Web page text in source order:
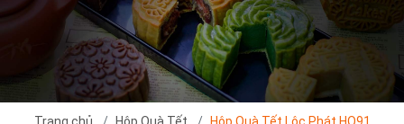
Trang chủ Hộp Quà Tết Hộp Quà Tết Lộc Phát HQ91